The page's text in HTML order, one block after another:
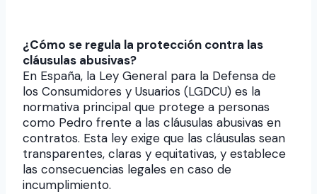
¿Cómo se regula la protección contra las
cláusulas abusivas?
En España, la Ley General para la Defensa de
los Consumidores y Usuarios (LGDCU) es la
normativa principal que protege a personas
como Pedro frente a las cláusulas abusivas en
contratos. Esta ley exige que las cláusulas sean
transparentes, claras y equitativas, y establece
las consecuencias legales en caso de
incumplimiento.